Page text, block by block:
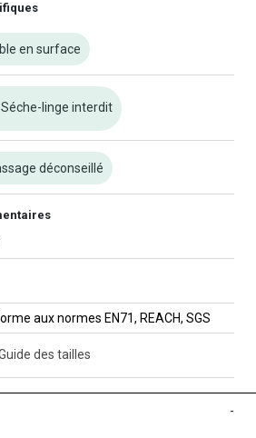
en surface
Séche-linge interdit
déconseillé
aux normes EN71, REACH, SGS
des tailles
-